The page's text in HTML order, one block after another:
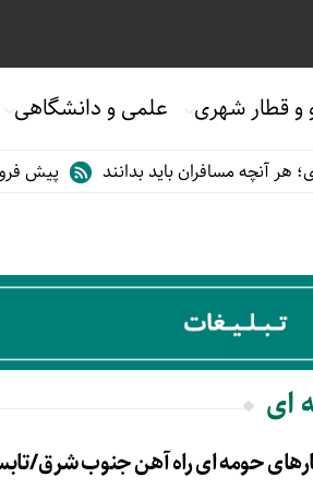
و قطار شهری علمی و دانشگاهی
آنچه مسافران باید بدانند پیش فروش
ای
حومه ای راه آهن جنوب شرق/